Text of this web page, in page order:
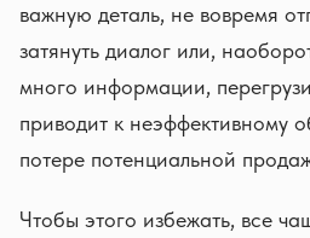
важную деталь, не вовремя
затянуть диалог или,
много информации,
приводит к неэффективному
потере потенциальной
Чтобы этого избежать, все